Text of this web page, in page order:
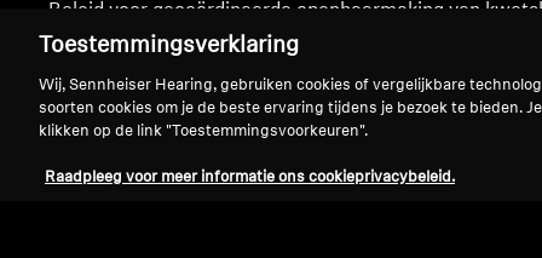
Beleid voor gecoördineerde openbaarmaking van
Colofon Cookie-instellingen Verklaring inzake digitale toegankelijkheid
Toestemmingsverklaring
Wij, Sennheiser Hearing, gebruiken cookies of vergelijkbare
soorten cookies om je de beste ervaring tijdens je bezoek te bieden.
klikken op de link "Toestemmingsvoorkeuren".
Raadpleeg voor meer informatie ons cookieprivacybeleid.